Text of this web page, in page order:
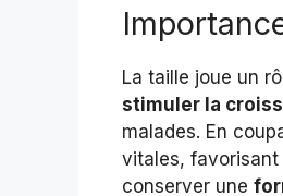
La taille joue un
stimuler la
malades. En
vitales, favorisant
conserver une